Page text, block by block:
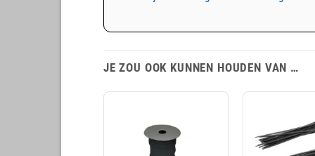
JE ZOU OOK KUNNEN HOUDEN VAN …